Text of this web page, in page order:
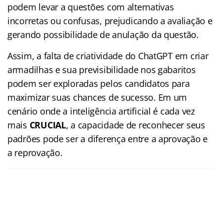
podem levar a questões com alternativas
incorretas ou confusas, prejudicando a avaliação e
gerando possibilidade de anulação da questão.
Assim, a falta de criatividade do ChatGPT em criar
armadilhas e sua previsibilidade nos gabaritos
podem ser exploradas pelos candidatos para
maximizar suas chances de sucesso. Em um
cenário onde a inteligência artificial é cada vez
mais CRUCIAL, a capacidade de reconhecer seus
padrões pode ser a diferença entre a aprovação e
a reprovação.